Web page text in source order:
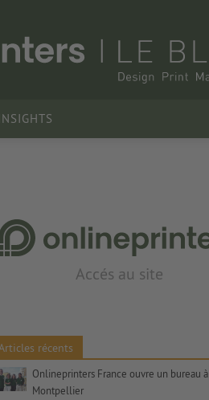
Accés au site
récents
Onlineprinters France ouvre un bureau à
Montpellier